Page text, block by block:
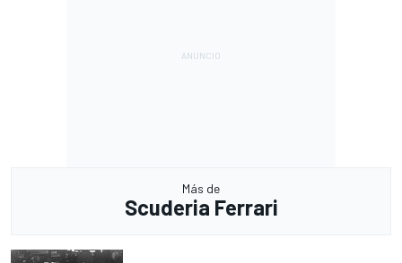
Más de
Scuderia Ferrari